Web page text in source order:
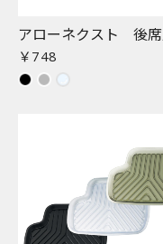
アローネクスト 後
￥748